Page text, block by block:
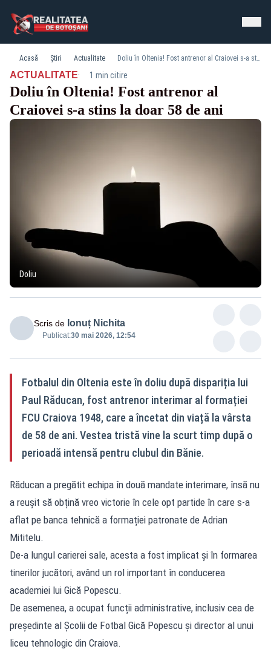
Acasă Știri Actualitate Doliu în Oltenia! Fost antrenor al Craiovei s-a stins la doar 58 de ani
ACTUALITATE· 1 min citire
Doliu în Oltenia! Fost antrenor al
Craiovei s-a stins la doar 58 de ani
Doliu
Scris de Ionuț Nichita
Publicat:30 mai 2026, 12:54
Fotbalul din Oltenia este în doliu după dispariția lui
Paul Răducan, fost antrenor interimar al formației
FCU Craiova 1948, care a încetat din viață la vârsta
de 58 de ani. Vestea tristă vine la scurt timp după o
perioadă intensă pentru clubul din Bănie.
Răducan a pregătit echipa în două mandate interimare, însă nu
a reușit să obțină vreo victorie în cele opt partide în care s-a
aflat pe banca tehnică a formației patronate de Adrian
Mititelu.
De-a lungul carierei sale, acesta a fost implicat și în formarea
tinerilor jucători, având un rol important în conducerea
academiei lui Gică Popescu.
De asemenea, a ocupat funcții administrative, inclusiv cea de
președinte al Școlii de Fotbal Gică Popescu și director al unui
liceu tehnologic din Craiova.